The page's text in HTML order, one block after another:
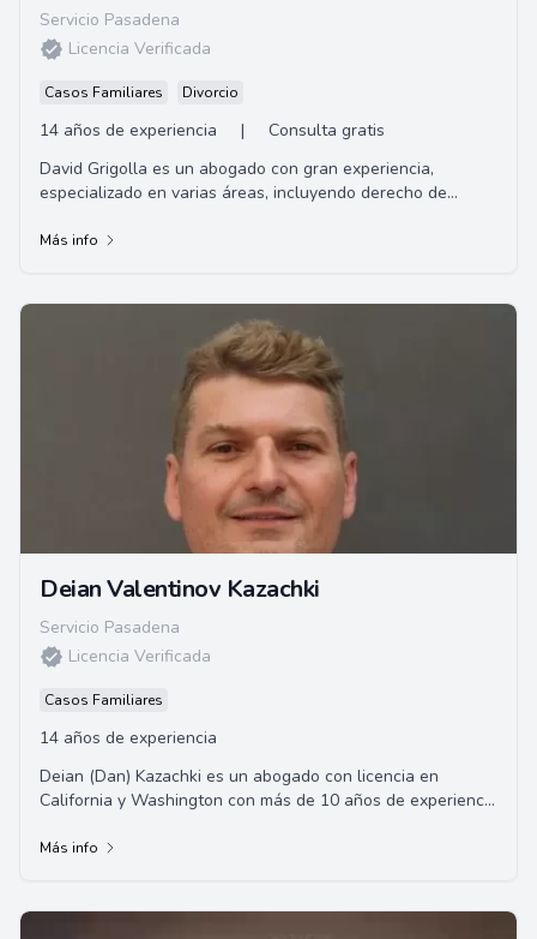
Servicio Pasadena
Licencia Verificada
Casos Familiares Divorcio
14 años de experiencia |
Consulta gratis
David Grigolla es un abogado con gran experiencia,
especializado en varias áreas, incluyendo derecho de
Más info
Deian Valentinov Kazachki
Servicio Pasadena
Licencia Verificada
Casos Familiares
14 años de experiencia
Deian (Dan) Kazachki es un abogado con licencia en
California y Washington con más de 10 años de experiencia
Más info